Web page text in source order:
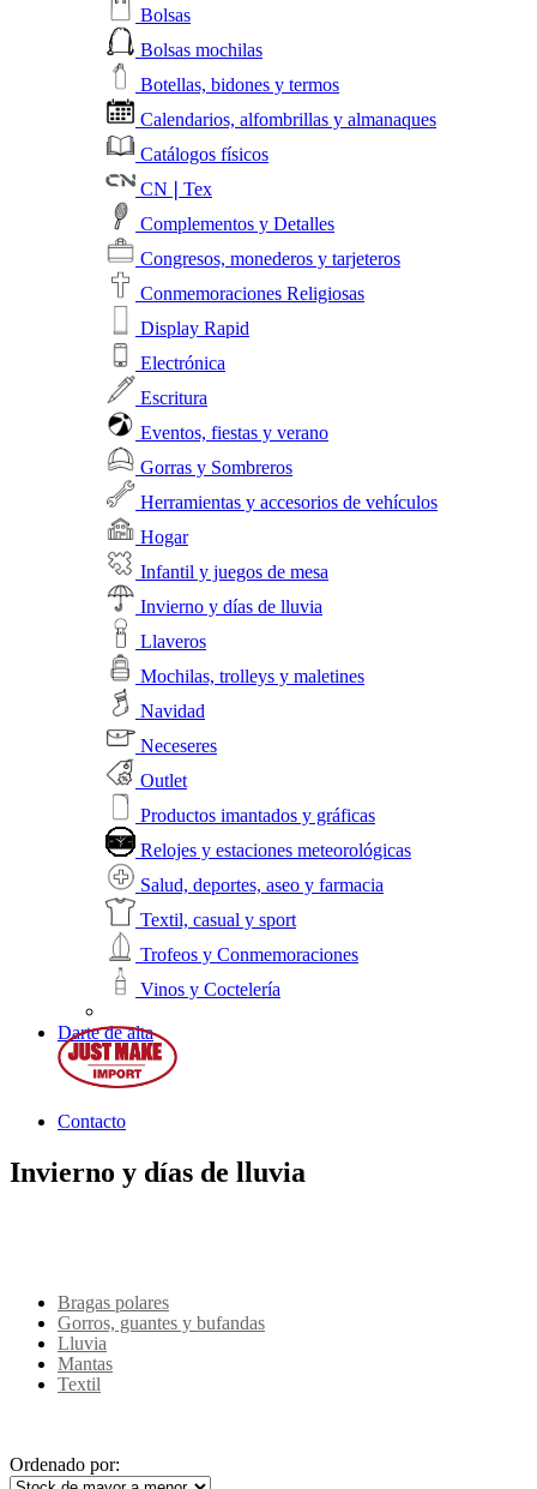
Bolsas
Bolsas mochilas
Botellas, bidones y termos
Calendarios, alfombrillas y almanaques
Catálogos físicos
CN❘Tex
Complementos y Detalles
Congresos, monederos y tarjeteros
Conmemoraciones Religiosas
Display Rapid
Electrónica
Escritura
Eventos, fiestas y verano
Gorras y Sombreros
Herramientas y accesorios de vehículos
Hogar
Infantil y juegos de mesa
Invierno y días de lluvia
Llaveros
Mochilas, trolleys y maletines
Navidad
Neceseres
Outlet
Productos imantados y gráficas
Relojes y estaciones meteorológicas
Salud, deportes, aseo y farmacia
Textil, casual y sport
Trofeos y Conmemoraciones
Vinos y Coctelería
Darte de alta
Contacto
Invierno y días de lluvia
Bragas polares
Gorros, guantes y bufandas
Lluvia
Mantas
Textil
Ordenado por: